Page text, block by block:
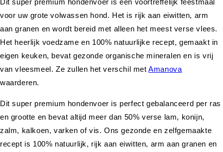
Dit super premium hondenvoer is een voortreffelijk feestmaal
voor uw grote volwassen hond. Het is rijk aan eiwitten, arm
aan granen en wordt bereid met alleen het meest verse vlees.
Het heerlijk voedzame en 100% natuurlijke recept, gemaakt in
eigen keuken, bevat gezonde organische mineralen en is vrij
van vleesmeel. Ze zullen het verschil metAmanova
waarderen.
Dit super premium hondenvoer is perfect gebalanceerd per ras
en grootte en bevat altijd meer dan 50% verse lam, konijn,
zalm, kalkoen, varken of vis. Ons gezonde en zelfgemaakte
recept is 100% natuurlijk, rijk aan eiwitten, arm aan granen en